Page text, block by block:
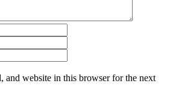
and website in this browser for the next